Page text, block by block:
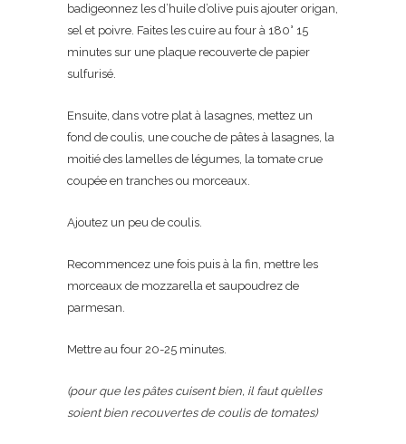
badigeonnez les d’huile d’olive puis ajouter origan,
sel et poivre. Faites les cuire au four à 180° 15
minutes sur une plaque recouverte de papier
sulfurisé.
Ensuite, dans votre plat à lasagnes, mettez un
fond de coulis, une couche de pâtes à lasagnes, la
moitié des lamelles de légumes, la tomate crue
coupée en tranches ou morceaux.
Ajoutez un peu de coulis.
Recommencez une fois puis à la fin, mettre les
morceaux de mozzarella et saupoudrez de
parmesan.
Mettre au four 20-25 minutes.
(pour que les pâtes cuisent bien, il faut qu’elles
soient bien recouvertes de coulis de tomates)